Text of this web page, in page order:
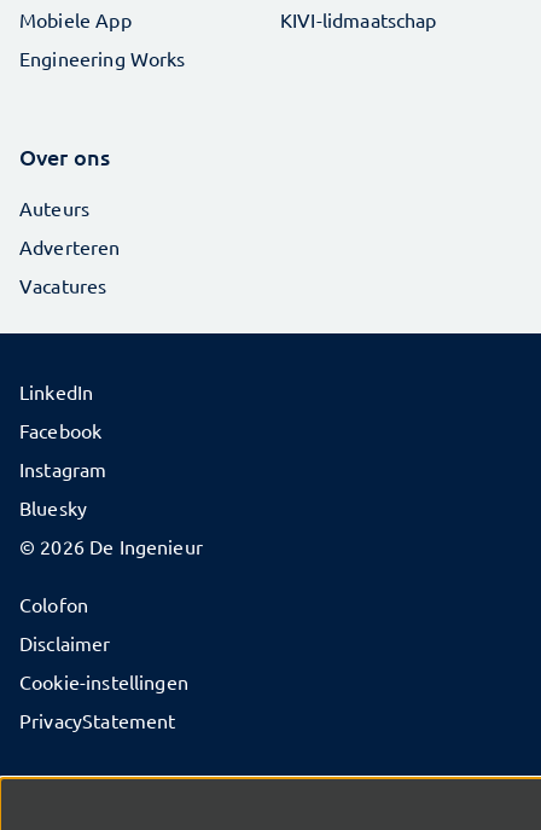
Mobiele App
Engineering Works
KIVI-lidmaatschap
Over ons
Auteurs
Adverteren
Vacatures
© 2026 De Ingenieur
Colofon
Disclaimer
Cookie-instellingen
PrivacyStatement
LinkedIn
Facebook
Instagram
Bluesky